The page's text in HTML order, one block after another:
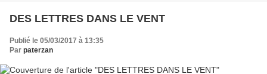
DES LETTRES DANS LE VENT
Publié le 05/03/2017 à 13:35
Par paterzan